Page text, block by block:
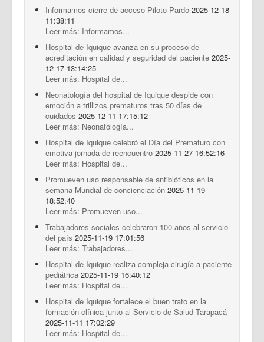
Informamos cierre de acceso Piloto Pardo 2025-12-18
11:38:11
Leer más: Informamos...
Hospital de Iquique avanza en su proceso de
acreditación en calidad y seguridad del paciente 2025-
12-17 13:14:25
Leer más: Hospital de...
Neonatología del hospital de Iquique despide con
emoción a trillizos prematuros tras 50 días de
cuidados 2025-12-11 17:15:12
Leer más: Neonatología...
Hospital de Iquique celebró el Día del Prematuro con
emotiva jornada de reencuentro 2025-11-27 16:52:16
Leer más: Hospital de...
Promueven uso responsable de antibióticos en la
semana Mundial de concienciación 2025-11-19
18:52:40
Leer más: Promueven uso...
Trabajadores sociales celebraron 100 años al servicio
del país 2025-11-19 17:01:56
Leer más: Trabajadores...
Hospital de Iquique realiza compleja cirugía a paciente
pediátrica 2025-11-19 16:40:12
Leer más: Hospital de...
Hospital de Iquique fortalece el buen trato en la
formación clínica junto al Servicio de Salud Tarapacá
2025-11-11 17:02:29
Leer más: Hospital de...